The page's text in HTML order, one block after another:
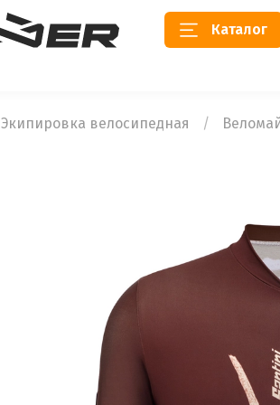
Каталог
Экипировка велосипедная